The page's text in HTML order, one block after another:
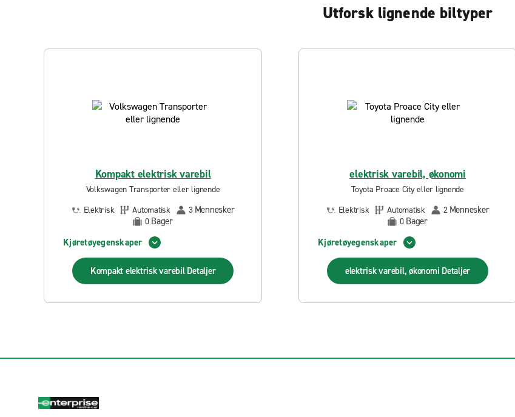
Utforsk lignende biltyper
Kompakt elektrisk varebil
Volkswagen Transporter eller lignende
Elektrisk
Automatisk 3 Mennesker
0 Bager
Kjøretøyegenskaper
Kompakt elektrisk varebil Detaljer
elektrisk varebil, økonomi
Toyota Proace City eller lignende
Elektrisk
Automatisk 2 Mennesker
0 Bager
Kjøretøyegenskaper
elektrisk varebil, økonomi Detaljer